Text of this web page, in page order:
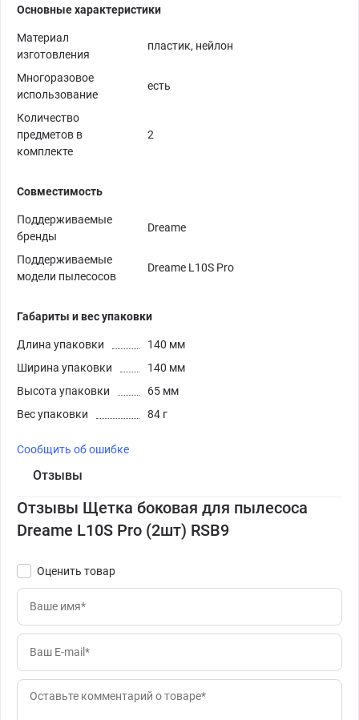
Основные характеристики
Материал
изготовления
пластик, нейлон
Многоразовое
использование
есть
Количество
предметов в
комплекте
2
Совместимость
Поддерживаемые
бренды
Dreame
Поддерживаемые
модели пылесосов
Dreame L10S Pro
Габариты и вес упаковки
Длина упаковки
140 мм
Ширина упаковки
140 мм
Высота упаковки
65 мм
Вес упаковки
84 г
Сообщить об ошибке
Отзывы
Отзывы Щетка боковая для пылесоса
Dreame L10S Pro (2шт) RSB9
Оценить товар